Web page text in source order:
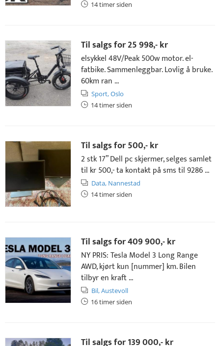
14 timer siden
Til salgs for25 998,- kr
elsykkel 48V/Peak 500w motor. el-
fatbike. Sammenleggbar. Lovlig å bruke.
60km ran ...
Sport,Oslo
14 timer siden
Til salgs for500,- kr
2 stk 17” Dell pc skjermer, selges samlet
til kr 500,- ta kontakt på sms til 9286 ...
Data, Nannestad
14 timer siden
Til salgs for409 900,- kr
NY PRIS: Tesla Model 3 Long Range
AWD, kjørt kun [nummer] km. Bilen
tilbyr en kraft ...
Bil,Austevoll
16 timer siden
Til salgs for139 000,- kr